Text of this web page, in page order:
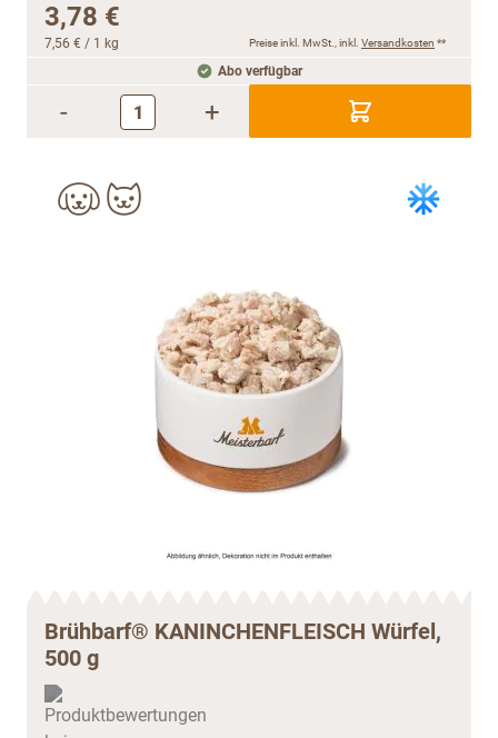
3,78 €
7,56 € / 1 kg Preise inkl. MwSt., inkl. Versandkosten **
Abo verfügbar
- +
Brühbarf® KANINCHENFLEISCH Würfel,
500 g